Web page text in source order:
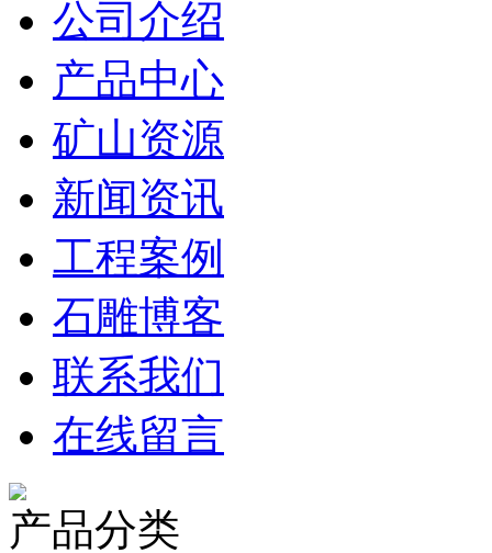
公司介绍
产品中心
矿山资源
新闻资讯
工程案例
石雕博客
联系我们
在线留言
产品分类